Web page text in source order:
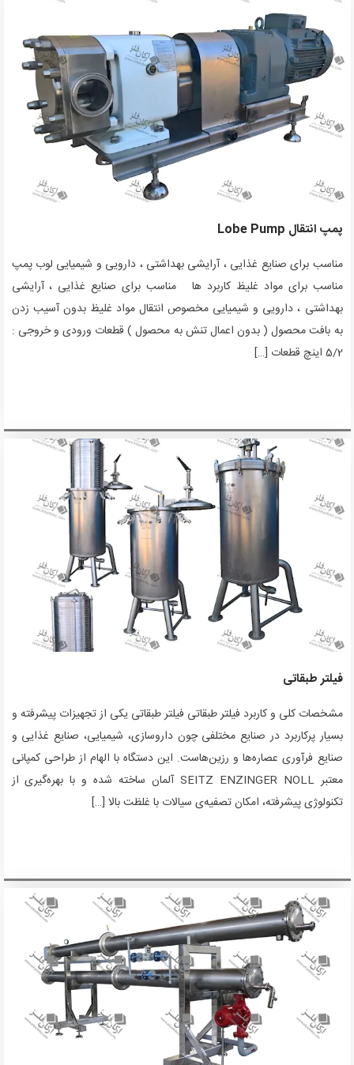
پمپ انتقال Lobe Pump
مناسب برای صنایع غذایی ، آرایشی بهداشتی ، دارویی و شیمیایی لوب پمپ
مناسب برای مواد غلیظ کاربرد ها مناسب برای صنایع غذایی ، آرایشی
بهداشتی ، دارویی و شیمیایی مخصوص انتقال مواد غلیظ بدون آسیب زدن
به بافت محصول ( بدون اعمال تنش به محصول ) قطعات ورودی و خروجی :
5/2 اینچ قطعات […]
فیلتر طبقاتی
مشخصات کلی و کاربرد فیلتر طبقاتی فیلتر طبقاتی یکی از تجهیزات پیشرفته و
بسیار پرکاربرد در صنایع مختلفی چون داروسازی، شیمیایی، صنایع غذایی و
صنایع فرآوری عصاره‌ها و رزین‌هاست. این دستگاه با الهام از طراحی کمپانی
معتبر SEITZ ENZINGER NOLL آلمان ساخته شده و با بهره‌گیری از
تکنولوژی پیشرفته، امکان تصفیه‌ی سیالات با غلظت بالا […]